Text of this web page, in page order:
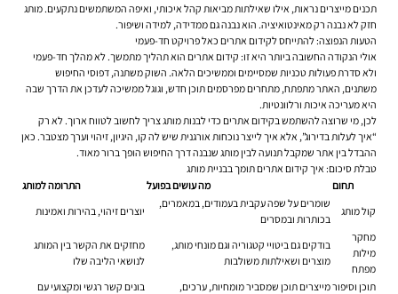
תכנים מייצרים נראות, אילו שאילתות מביאות קהל איכותי, ואיפה המשתמשים נתקעים. מותג
חזק לא נבנה רק מאינטואיציה. הוא נבנה גם ממדידה, למידה ושיפור.
הטעות הנפוצה: להתייחס לקידום אתרים כאל פרויקט חד-פעמי
אולי הנקודה החשובה ביותר היא זו: קידום אתרים הוא תהליך מתמשך. לא מהלך חד-פעמי
ולא סדרת פעולות טכניות שמסיימים וממשיכים הלאה. השוק משתנה, דפוסי החיפוש
משתנים, האתר מתפתח, מתחרים מפרסמים תוכן חדש, וגוגל ממשיכה לעדכן את הדרך שבה
היא מעריכה איכות ורלוונטיות.
לכן, מי שרוצה להשתמש בקידום אתרים כדי לבנות מותג צריך לחשוב לטווח ארוך. לא רק
“איך לעלות בדירוג”, אלא איך לייצר נוכחות אורגנית שיש לה קו, היגיון, זיהוי וערך מצטבר. כאן
ההבדל בין אתר שמקבל תנועה לבין מותג שנבנה דרך החיפוש הופך ברור מאוד.
טבלת סיכום: איך קידום אתרים תומך בבניית מותג
תחום
מה עושים בפועל
התרומה למותג
קול מותג
שומרים על שפה עקבית בעמודים, במאמרים,
בכותרות ובמסרים
יוצרים זיהוי, בהירות ואמינות
מחקר
מילות
מפתח
בודקים גם ביטויי קטגוריה וגם מונחי מותג,
מוצרים ושאילתות משולבות
מחזקים את הקשר בין המותג
לנושאי הליבה שלו
תוכן וסיפורמייצרים תוכן שמסביר מומחיות, ערכים,
בונים קשר רגשי ומקצועי עם